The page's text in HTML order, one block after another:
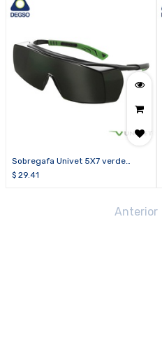
Sobregafa Univet 5X7 verde
sombra 5.0
$ 29.41
Anterior